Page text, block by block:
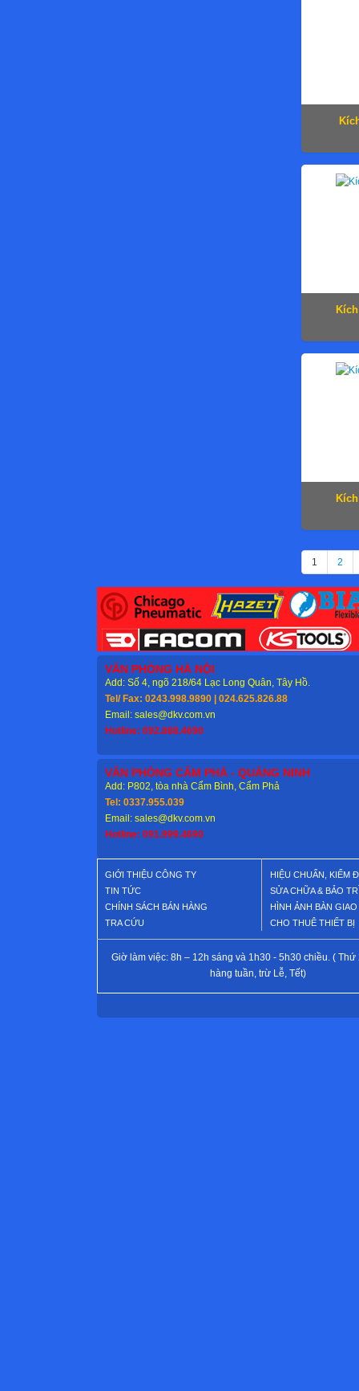
1 2
VĂN PHÒNG HÀ NỘI
Add: Số 4, ngõ 218/64 Lạc Long Quân, Tây Hồ.
Tel/ Fax: 0243.998.9890 | 024.625.826.88
Email: sales@dkv.com.vn
Hotline: 092.888.4690
VĂN PHÒNG CẨM PHẢ - QUẢNG NINH
Add: P802, tòa nhà Cẩm Bình, Cẩm Phả
Tel: 0337.955.039
Email: sales@dkv.com.vn
Hotline: 091.999.4690
GIỚI THIỆU CÔNG TY
TIN TỨC
CHÍNH SÁCH BÁN HÀNG
TRA CỨU
HIỆU CHUẨN, KIỂM
SỬA CHỮA & BẢO
HÌNH ẢNH BÀN
CHO THUÊ THIẾT BỊ
Giờ làm việc: 8h – 12h sáng và 1h30 - 5h30 chiều. ( Thứ
hàng tuần, trừ Lễ, Tết)